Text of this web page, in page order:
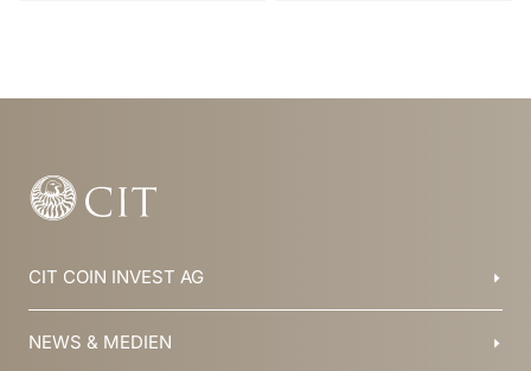
21
CIT COIN INVEST AG
Balzers, Liechtenstein
NEWS & MEDIEN